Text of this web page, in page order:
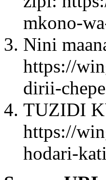
mkono-
Nini
https://
dirii-
TUZIDI
https://
hodari-